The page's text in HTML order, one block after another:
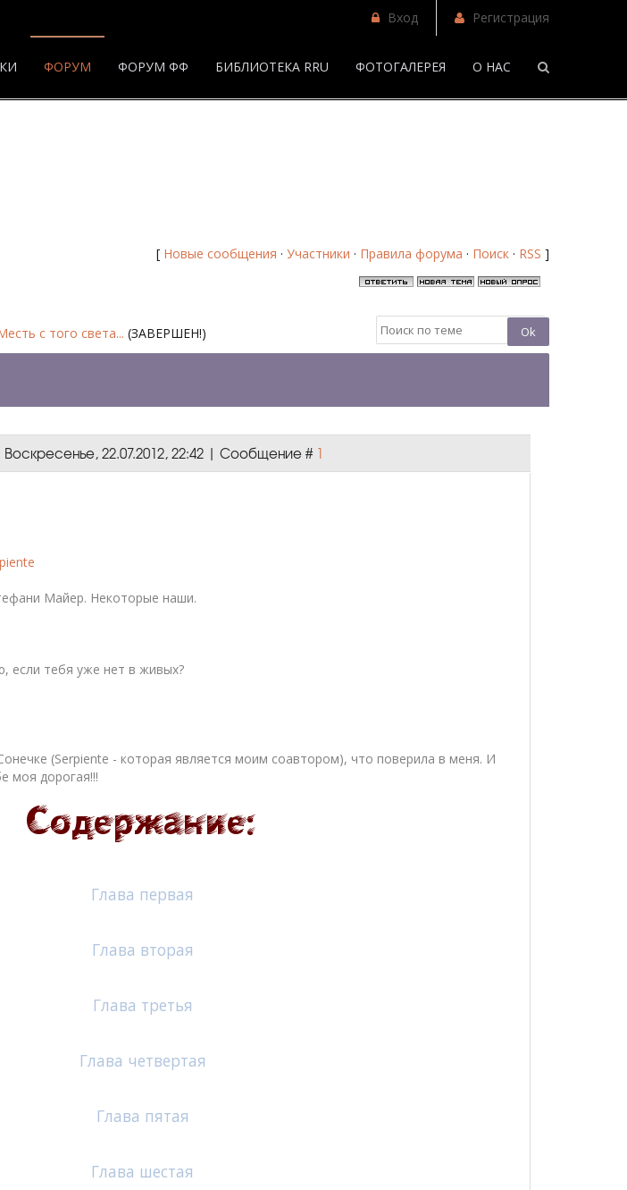
Вход Регистрация
ФОРУМ ФОРУМ ФФ БИБЛИОТЕКА RRU ФОТОГАЛЕРЕЯ О НАС
[ Новые сообщения · Участники · Правила форума · Поиск · RSS ]
с того света... (ЗАВЕРШЕН!)
22.07.2012, 22:42 | Сообщение # 1
Майер. Некоторые наши.
если тебя уже нет в живых?
(Serpiente - которая является моим соавтором), что поверила в меня. И
моя дорогая!!!
Глава первая
Глава вторая
Глава третья
Глава четвертая
Глава пятая
Глава шестая